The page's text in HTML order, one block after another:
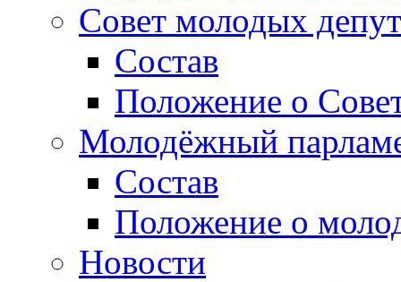
Совет молодых
Состав
Положение о
Молодёжный
Состав
Положение о
Новости